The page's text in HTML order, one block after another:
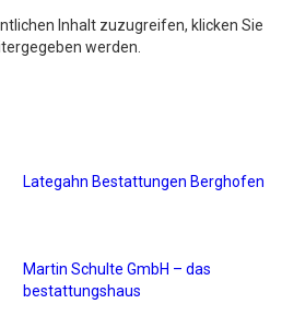
Inhalt zuzugreifen, klicken Sie
werden.
Lategahn Bestattungen Berghofen
Martin Schulte GmbH – das
bestattungshaus